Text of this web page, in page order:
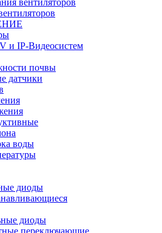
и IP-Видеосистем
почвы
датчики
воды
диоды
диоды
переключающие